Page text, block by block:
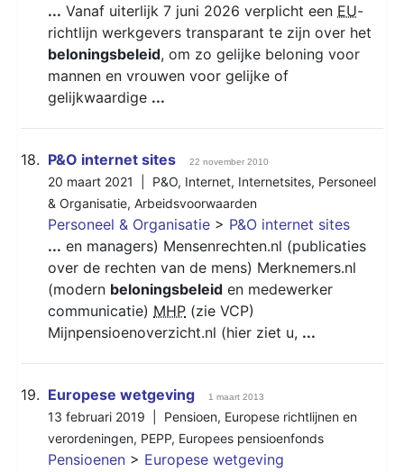
... Vanaf uiterlijk 7 juni 2026 verplicht een EU-
richtlijn werkgevers transparant te zijn over het
beloningsbeleid, om zo gelijke beloning voor
mannen en vrouwen voor gelijke of
gelijkwaardige ...
18. P&O internet sites 22 november 2010
20 maart 2021 | P&O, Internet, Internetsites, Personeel
& Organisatie, Arbeidsvoorwaarden
Personeel & Organisatie > P&O internet sites
... en managers) Mensenrechten.nl (publicaties
over de rechten van de mens) Merknemers.nl
(modern beloningsbeleid en medewerker
communicatie) MHP (zie VCP)
Mijnpensioenoverzicht.nl (hier ziet u, ...
19. Europese wetgeving 1 maart 2013
13 februari 2019 | Pensioen, Europese richtlijnen en
verordeningen, PEPP, Europees pensioenfonds
Pensioenen > Europese wetgeving